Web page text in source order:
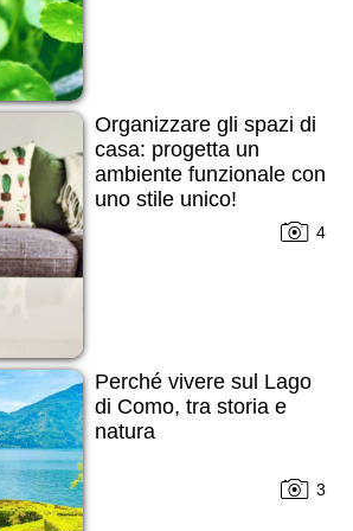
Organizzare gli spazi di
casa: progetta un
ambiente funzionale con
uno stile unico!
4
Perché vivere sul Lago
di Como, tra storia e
natura
3